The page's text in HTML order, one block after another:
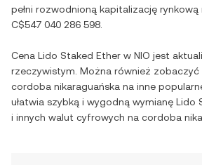
pełni rozwodnioną kapitalizację rynkową
C$547 040 286 598
Cena Lido Staked Ether w NIO jest
rzeczywistym. Można również zobaczyć
cordoba nikaraguańska na inne
ułatwia szybką i wygodną wymianę Lido
i innych walut cyfrowych na cordoba